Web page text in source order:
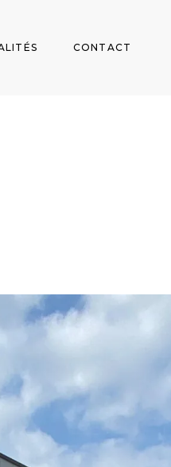
CONTACT